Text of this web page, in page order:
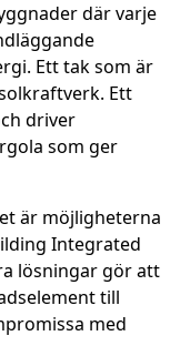
där varje
Ett tak som är
Ett
driver
som ger
är möjligheterna
Integrated
lösningar gör att
till
med